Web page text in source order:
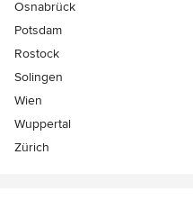
Osnabrück
Potsdam
Rostock
Solingen
Wien
Wuppertal
Zürich